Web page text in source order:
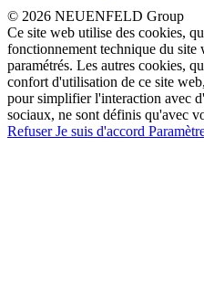
© 2026 NEUENFELD Group
Ce site web utilise des cookies,
fonctionnement technique du site
paramétrés. Les autres cookies,
confort d'utilisation de ce site
pour simplifier l'interaction avec
sociaux, ne sont définis qu'avec
RefuserJe suis d'accord